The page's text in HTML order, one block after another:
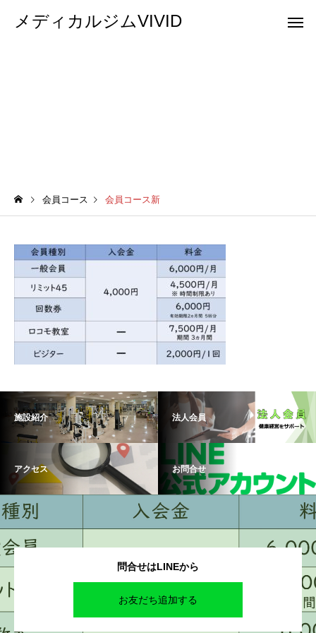
メディカルジムVIVID
会員コース 会員コース新
施設紹介 法人会員
アクセス お問合せ
問合せはLINEから
お友だち追加する